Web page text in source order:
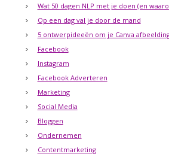
Wat 50 dagen NLP met je doen (en
Op een dag val je door de mand
5 ontwerpideeën om je Canva
Facebook
Instagram
Facebook Adverteren
Marketing
Social Media
Bloggen
Ondernemen
Contentmarketing